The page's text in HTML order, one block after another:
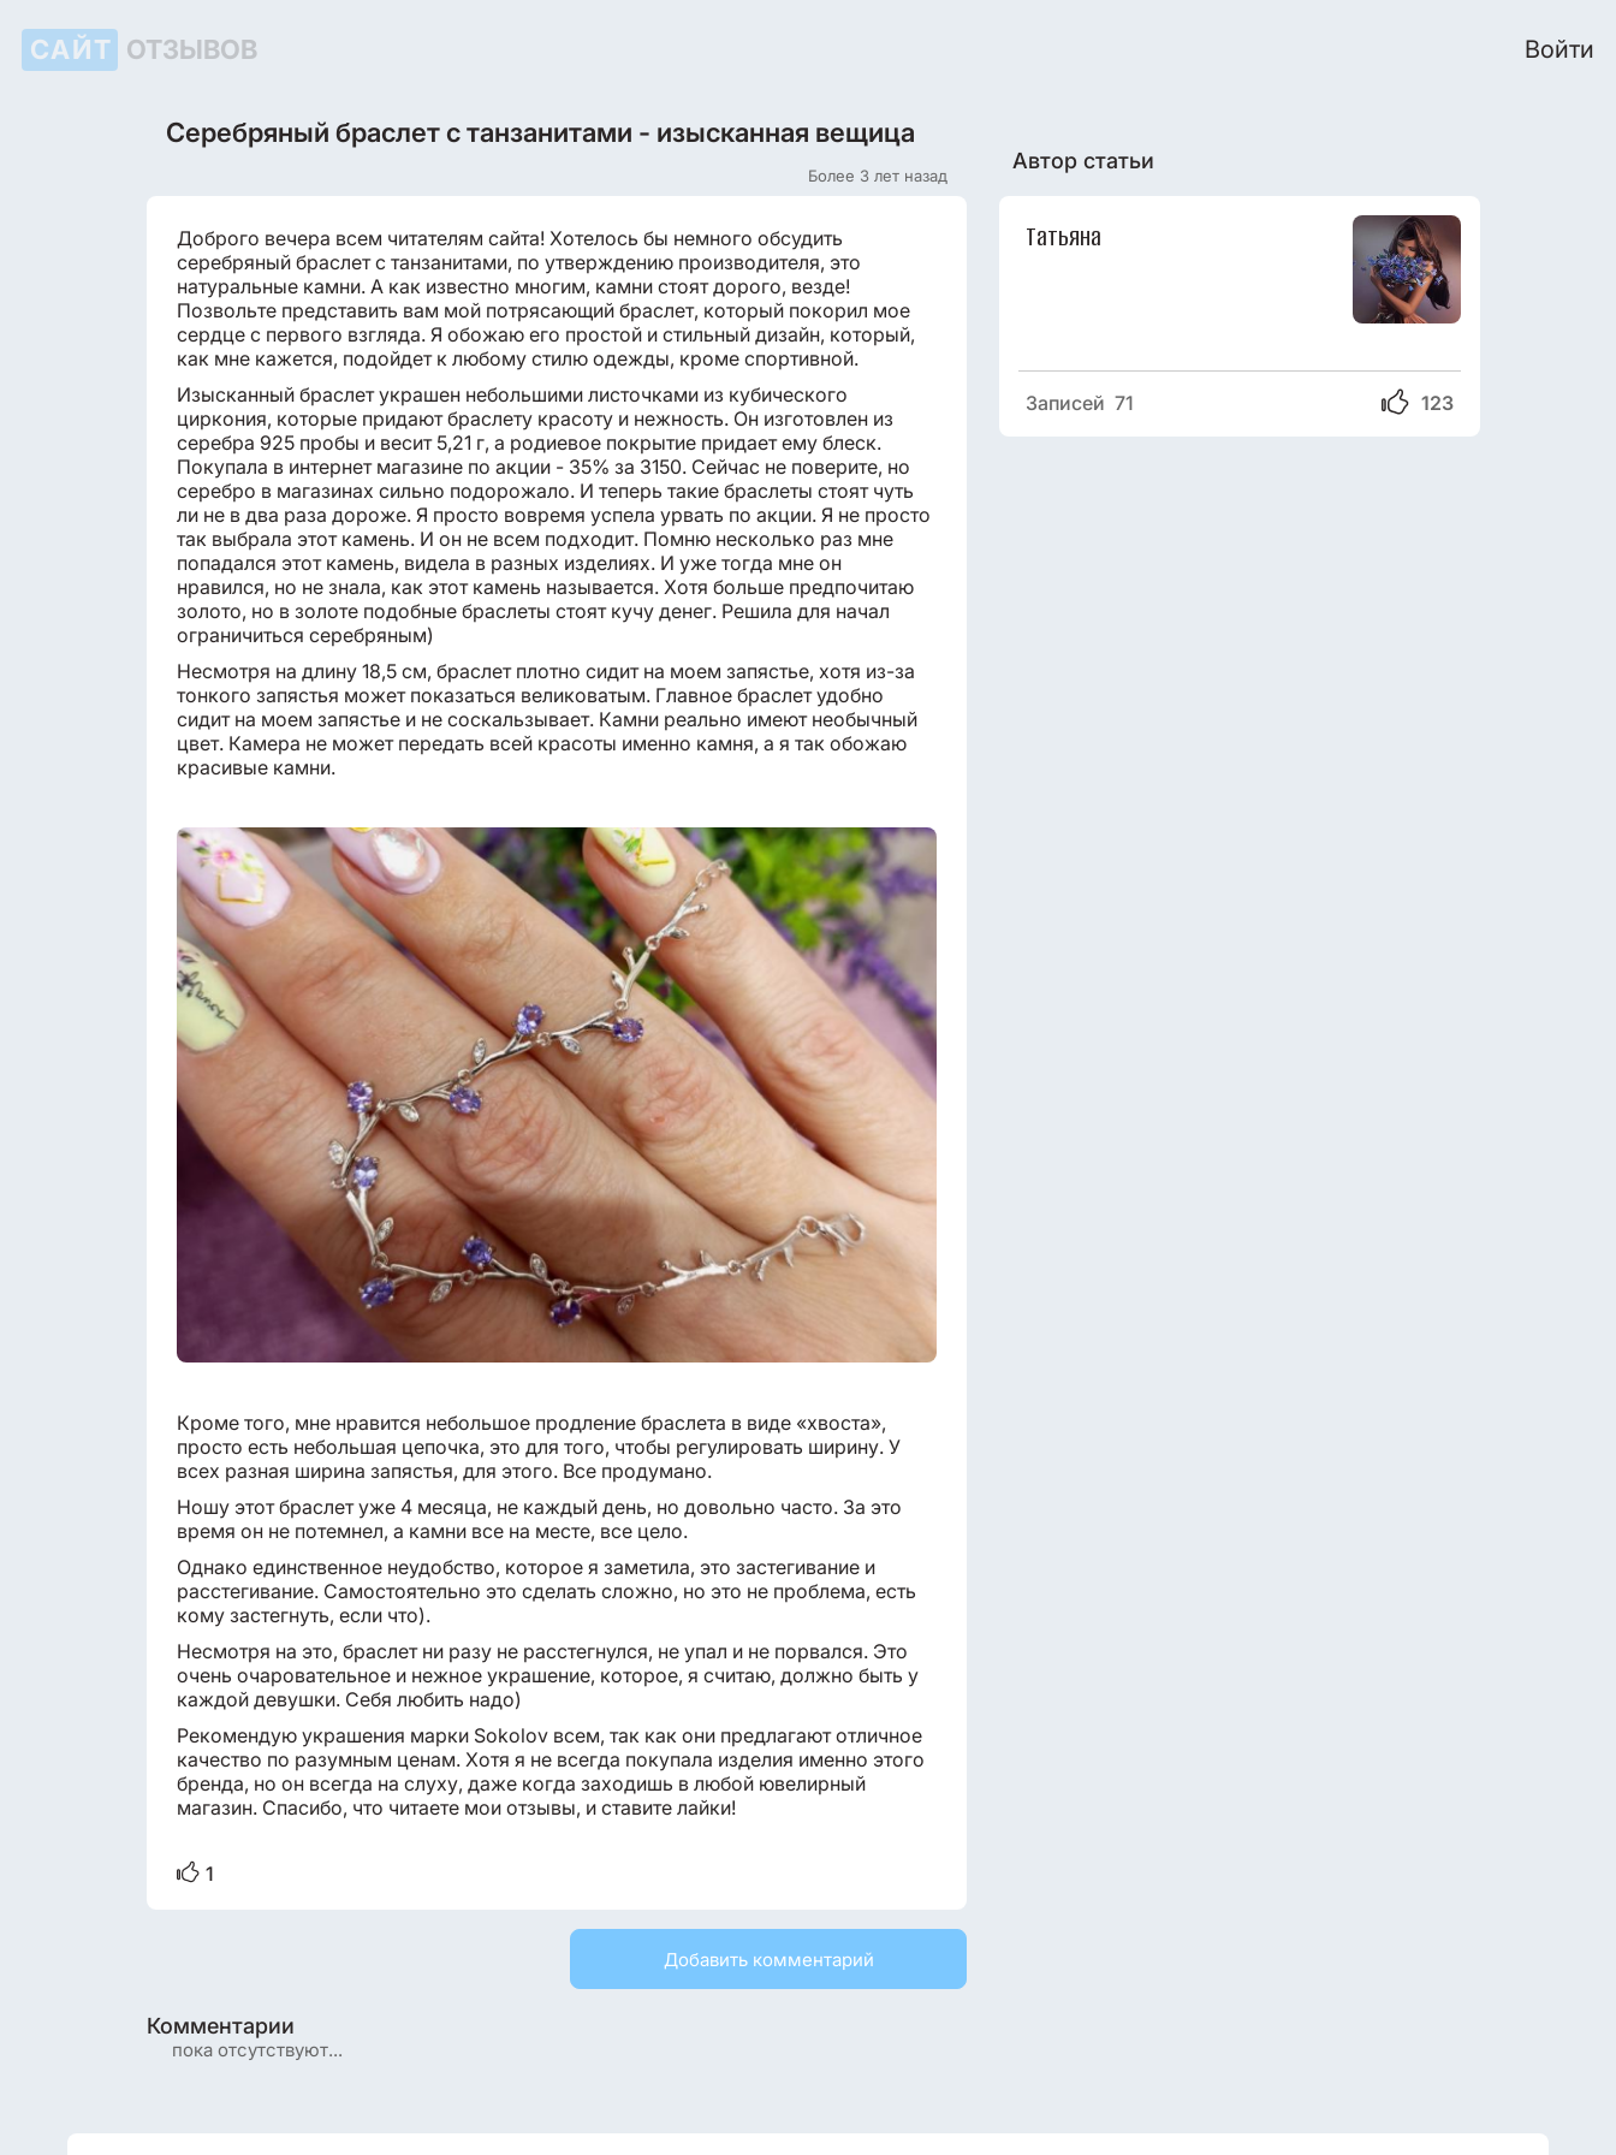
САЙТ ОТЗЫВОВ Войти
Серебряный браслет с танзанитами - изысканная вещица
Более 3 лет назад
Доброго вечера всем читателям сайта! Хотелось бы немного обсудить
серебряный браслет с танзанитами, по утверждению производителя, это
натуральные камни. А как известно многим, камни стоят дорого, везде!
Позвольте представить вам мой потрясающий браслет, который покорил мое
сердце с первого взгляда. Я обожаю его простой и стильный дизайн, который,
как мне кажется, подойдет к любому стилю одежды, кроме спортивной.
Изысканный браслет украшен небольшими листочками из кубического
циркония, которые придают браслету красоту и нежность. Он изготовлен из
серебра 925 пробы и весит 5,21 г, а родиевое покрытие придает ему блеск.
Покупала в интернет магазине по акции - 35% за 3150. Сейчас не поверите, но
серебро в магазинах сильно подорожало. И теперь такие браслеты стоят чуть
ли не в два раза дороже. Я просто вовремя успела урвать по акции. Я не просто
так выбрала этот камень. И он не всем подходит. Помню несколько раз мне
попадался этот камень, видела в разных изделиях. И уже тогда мне он
нравился, но не знала, как этот камень называется. Хотя больше предпочитаю
золото, но в золоте подобные браслеты стоят кучу денег. Решила для начал
ограничиться серебряным)
Несмотря на длину 18,5 см, браслет плотно сидит на моем запястье, хотя из-за
тонкого запястья может показаться великоватым. Главное браслет удобно
сидит на моем запястье и не соскальзывает. Камни реально имеют необычный
цвет. Камера не может передать всей красоты именно камня, а я так обожаю
красивые камни.
Кроме того, мне нравится небольшое продление браслета в виде «хвоста»,
просто есть небольшая цепочка, это для того, чтобы регулировать ширину. У
всех разная ширина запястья, для этого. Все продумано.
Ношу этот браслет уже 4 месяца, не каждый день, но довольно часто. За это
время он не потемнел, а камни все на месте, все цело.
Однако единственное неудобство, которое я заметила, это застегивание и
расстегивание. Самостоятельно это сделать сложно, но это не проблема, есть
кому застегнуть, если что).
Несмотря на это, браслет ни разу не расстегнулся, не упал и не порвался. Это
очень очаровательное и нежное украшение, которое, я считаю, должно быть у
каждой девушки. Себя любить надо)
Рекомендую украшения марки Sokolov всем, так как они предлагают отличное
качество по разумным ценам. Хотя я не всегда покупала изделия именно этого
бренда, но он всегда на слуху, даже когда заходишь в любой ювелирный
магазин. Спасибо, что читаете мои отзывы, и ставите лайки!
1
Добавить комментарий
Комментарии
пока отсутствуют...
Автор статьи
Татьяна
123
Записей 71